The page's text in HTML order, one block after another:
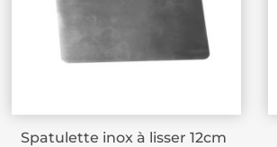
Spatulette inox à lisser 12cm